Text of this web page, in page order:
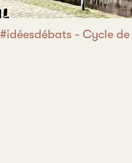
#idéesdébats - Cycle de